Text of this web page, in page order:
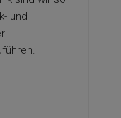
und